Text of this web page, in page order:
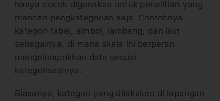
hanya cocok digunakan untuk penelitian yang
mencari pengkategorian saja. Contohnya
kategori tabel, simbol, lambang, dan lain
sebagainya, di mana skala ini berperan
mengelompokkan data sesuai
kategorisasinya.
Biasanya, kategori yang dilakukan di lapangan